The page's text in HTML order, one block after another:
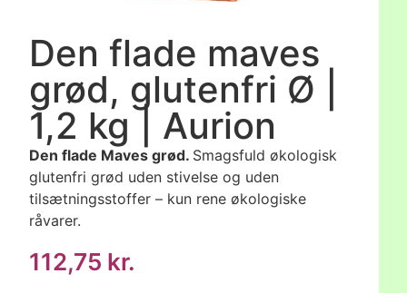
Den flade maves
grød, glutenfri Ø |
1,2 kg | Aurion
Den flade Maves grød. Smagsfuld økologisk
glutenfri grød uden stivelse og uden
tilsætningsstoffer – kun rene økologiske
råvarer.
112,75 kr.